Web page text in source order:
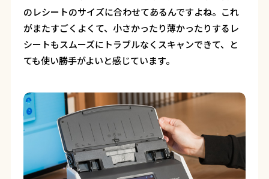
のレシートのサイズに合わせてあるんですよね。これ
がまたすごくよくて、小さかったり薄かったりするレ
シートもスムーズにトラブルなくスキャンできて、と
ても使い勝手がよいと感じています。